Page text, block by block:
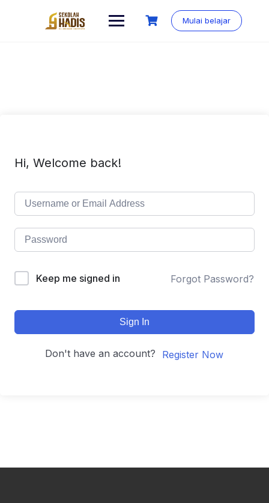
Mulai belajar
Hi, Welcome back!
Keep me signed in Forgot Password?
Sign In
Don't have an account? Register Now